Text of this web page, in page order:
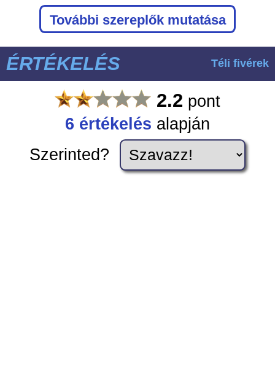
További szereplők mutatása
ÉRTÉKELÉS Téli fivérek
2.2 pont
6 értékelés alapján
Szerinted?